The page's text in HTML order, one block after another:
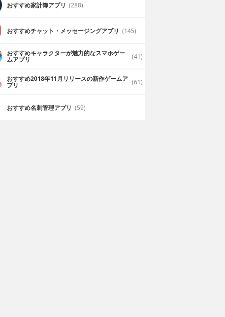
おすすめ家計簿アプリ (288)
おすすめチャット・メッセージングアプリ (145)
おすすめキャラクターが魅力的なスマホゲー
ムアプリ (41)
おすすめ2018年11月リリースの新作ゲームア
プリ (61)
おすすめ名刺管理アプリ (59)